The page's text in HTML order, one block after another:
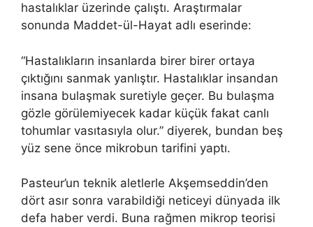
hastalıklar üzerinde çalıştı. Araştırmalar
sonunda Maddet-ül-Hayat adlı eserinde:
“Hastalıkların insanlarda birer birer ortaya
çıktığını sanmak yanlıştır. Hastalıklar insandan
insana bulaşmak suretiyle geçer. Bu bulaşma
gözle görülemiyecek kadar küçük fakat canlı
tohumlar vasıtasıyla olur.” diyerek, bundan beş
yüz sene önce mikrobun tarifini yaptı.
Pasteur’un teknik aletlerle Akşemseddin’den
dört asır sonra varabildiği neticeyi dünyada ilk
defa haber verdi. Buna rağmen mikrop teorisi